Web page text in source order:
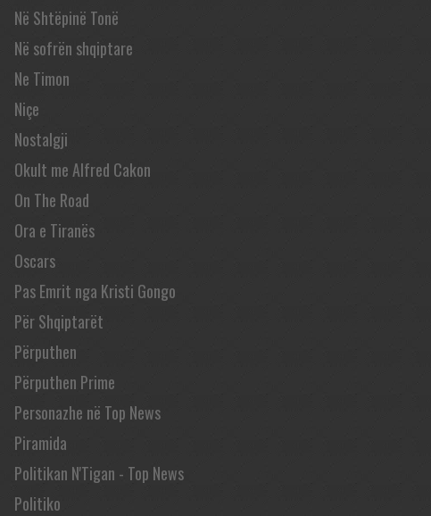
Në Shtëpinë Tonë
Në sofrën shqiptare
Ne Timon
Niçe
Nostalgji
Okult me Alfred Cakon
On The Road
Ora e Tiranës
Oscars
Pas Emrit nga Kristi Gongo
Për Shqiptarët
Përputhen
Përputhen Prime
Personazhe në Top News
Piramida
Politikan N'Tigan - Top News
Politiko